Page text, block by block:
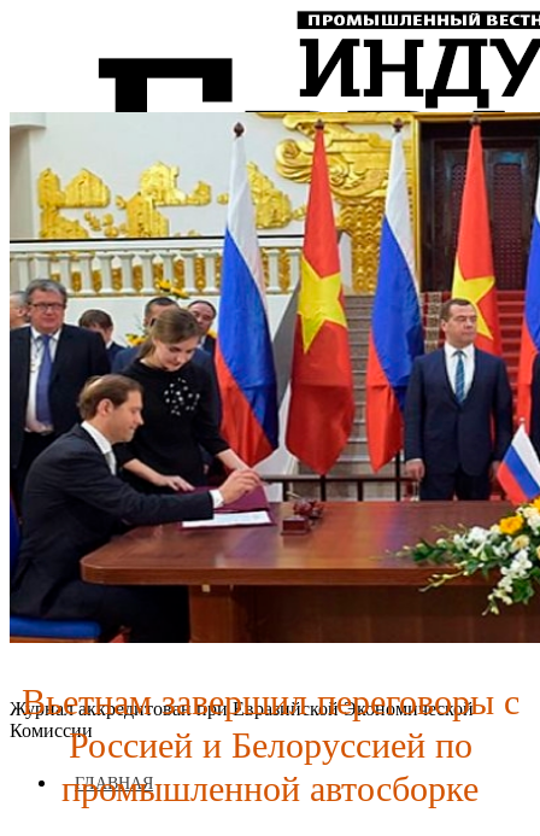
Журнал аккредитован при Евразийской Экономической
Комиссии
ГЛАВНАЯ
Вьетнам завершил переговоры с
Россией и Белоруссией по
промышленной автосборке